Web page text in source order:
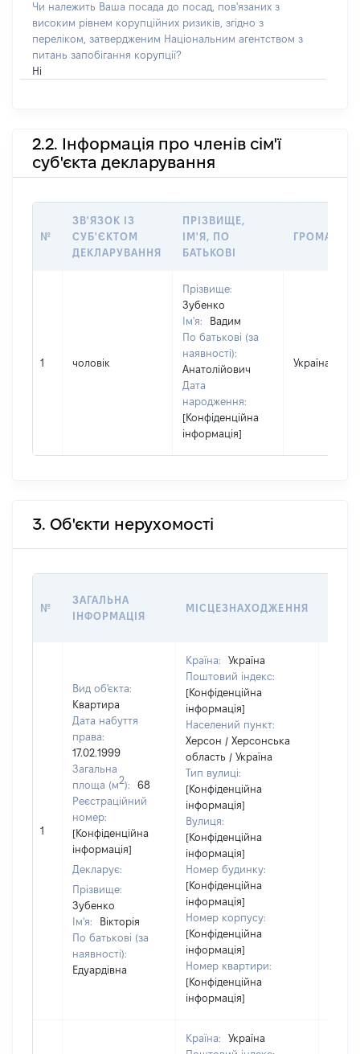
Чи належить Ваша посада до посад, пов'язаних з
високим рівнем корупційних ризиків, згідно з
переліком, затвердженим Національним агентством з
питань запобігання корупції?
Ні
2.2. Інформація про членів сім'ї
суб'єкта декларування
№
ЗВ'ЯЗОК ІЗ
СУБ'ЄКТОМ
ДЕКЛАРУВАННЯ
ПРІЗВИЩЕ,
ІМ'Я, ПО
БАТЬКОВІ
1 чоловік
Прізвище:
Зубенко
Ім'я:
Вадим
По батькові (за
наявності):
Анатолійович
Дата
народження:
[Конфіденційна
інформація]
Україна
3. Об'єкти нерухомості
№
ЗАГАЛЬНА
ІНФОРМАЦІЯ
МІСЦЕЗНАХОДЖЕННЯ
1
Вид об'єкта:
Квартира
Дата набуття
права:
17.02.1999
Загальна
площа (м2):
68
Реєстраційний
номер:
[Конфіденційна
інформація]
Декларує:
Прізвище:
Зубенко
Ім'я:
Вікторія
По батькові (за
наявності):
Едуардівна
Країна:
Україна
Поштовий індекс:
[Конфіденційна
інформація]
Населений пункт:
Херсон / Херсонська
область / Україна
Тип вулиці:
[Конфіденційна
інформація]
Вулиця:
[Конфіденційна
інформація]
Номер будинку:
[Конфіденційна
інформація]
Номер корпусу:
[Конфіденційна
інформація]
Номер квартири:
[Конфіденційна
інформація]
Країна:
Україна